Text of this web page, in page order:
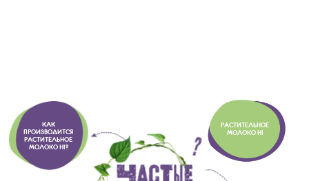
РАСТИТЕЛЬНОЕ
МОЛОКО HI
КАК
ПРОИЗВОДИТСЯ
РАСТИТЕЛЬНОЕ
МОЛОКО HI?
Фуд-блогер Макс Брандт попробовал
гораздо больше блюд, чем мы можем себе